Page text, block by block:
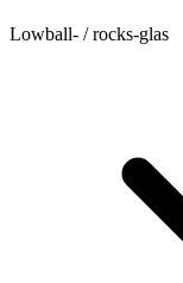
Lowball- / rocks-glas